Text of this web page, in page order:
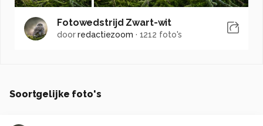
Fotowedstrijd Zwart-wit
doorredactiezoom · 1212 foto's
Soortgelijke foto's